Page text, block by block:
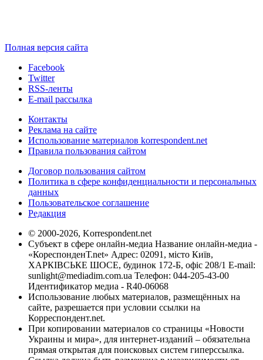
Полная версия сайта
Facebook
Twitter
RSS-ленты
E-mail рассылка
Контакты
Реклама на сайте
Использование материалов korrespondent.net
Правила пользования сайтом
Договор пользования сайтом
Политика в сфере конфиденциальности и персональных
данных
Пользовательское соглашение
Редакция
© 2000-2026, Korrespondent.net
Субъект в сфере онлайн-медиа Название онлайн-медиа -
«КореспонденТ.net» Адрес: 02091, місто Київ,
ХАРКІВСЬКЕ ШОСЕ, будинок 172-Б, офіс 208/1 E-mail:
sunlight@mediadim.com.ua Телефон: 044-205-43-00
Идентификатор медиа - R40-06068
Использование любых материалов, размещённых на
сайте, разрешается при условии ссылки на
Корреспондент.net.
При копировании материалов со страницы «Новости
Украины и мира», для интернет-изданий – обязательна
прямая открытая для поисковых систем гиперссылка.